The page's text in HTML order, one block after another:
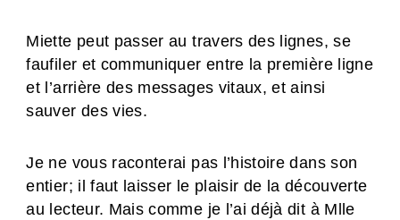
Miette peut passer au travers des lignes, se
faufiler et communiquer entre la première ligne
et l’arrière des messages vitaux, et ainsi
sauver des vies.
Je ne vous raconterai pas l’histoire dans son
entier; il faut laisser le plaisir de la découverte
au lecteur. Mais comme je l’ai déjà dit à Mlle